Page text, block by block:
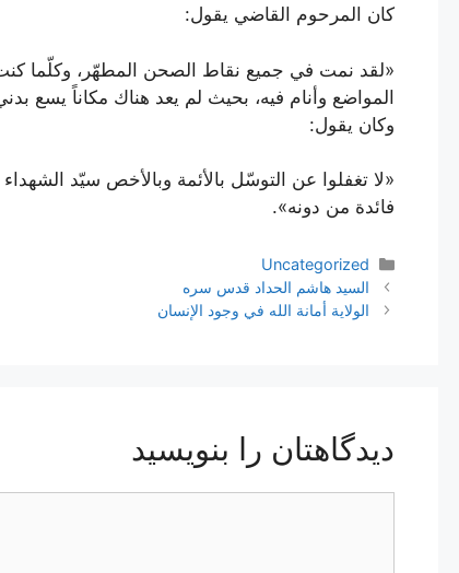
كان المرحوم القاضي يقول:
«لقد نمت في جميع نقاط الصحن المطهّر، وكلّما
المواضع وأنام فيه، بحيث لم يعد هناك مكاناً يسع
وكان يقول:
«لا تغفلوا عن التوسّل بالأئمة وبالأخص سيّد
فائدة من دونه».
دسته‌ها
Uncategorized
ناوبری
نوشته‌ها
السيد هاشم الحداد قدس سره
الولاية أمانة الله في وجود الإنسان
دیدگاهتان را بنویسید